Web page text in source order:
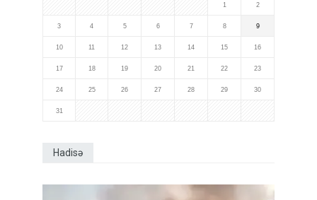
1 2
3 4 5 6 7 8 9
10 11 12 13 14 15 16
17 18 19 20 21 22 23
24 25 26 27 28 29 30
31
Hadisə